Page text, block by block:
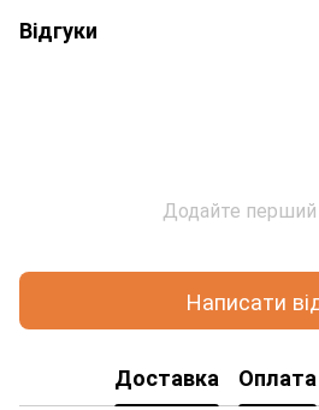
Відгуки
Додайте перший
Написати
Доставка Оплата